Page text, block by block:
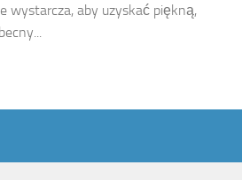
wystarcza, aby uzyskać piękną,